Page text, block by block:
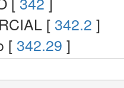
[ 342.2 ]
[ 342.29 ]